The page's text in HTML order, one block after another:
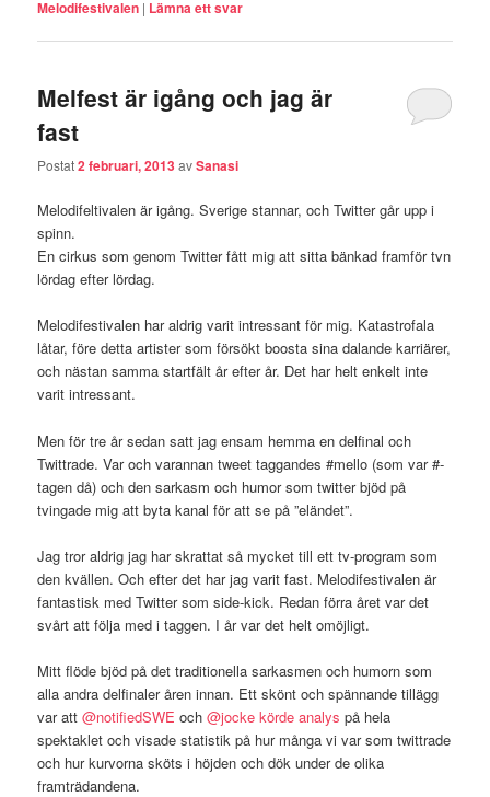
Melodifestivalen | Lämna ett svar
Melfest är igång och jag är
fast
Postat2 februari, 2013avSanasi
Melodifeltivalen är igång. Sverige stannar, och Twitter går upp i
spinn.
En cirkus som genom Twitter fått mig att sitta bänkad framför tvn
lördag efter lördag.
Melodifestivalen har aldrig varit intressant för mig. Katastrofala
låtar, före detta artister som försökt boosta sina dalande karriärer,
och nästan samma startfält år efter år. Det har helt enkelt inte
varit intressant.
Men för tre år sedan satt jag ensam hemma en delfinal och
Twittrade. Var och varannan tweet taggandes #mello (som var #-
tagen då) och den sarkasm och humor som twitter bjöd på
tvingade mig att byta kanal för att se på ”eländet”.
Jag tror aldrig jag har skrattat så mycket till ett tv-program som
den kvällen. Och efter det har jag varit fast. Melodifestivalen är
fantastisk med Twitter som side-kick. Redan förra året var det
svårt att följa med i taggen. I år var det helt omöjligt.
Mitt flöde bjöd på det traditionella sarkasmen och humorn som
alla andra delfinaler åren innan. Ett skönt och spännande tillägg
var att@notifiedSWE och@jocke körde analys på hela
spektaklet och visade statistik på hur många vi var som twittrade
och hur kurvorna sköts i höjden och dök under de olika
framträdandena.